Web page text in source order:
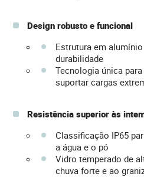
Design robusto e funcional
Estrutura em
durabilidade
Tecnologia única
suportar cargas
Resistência superior às
Classificação IP65
a água e o pó
Vidro temperado de
chuva forte e ao